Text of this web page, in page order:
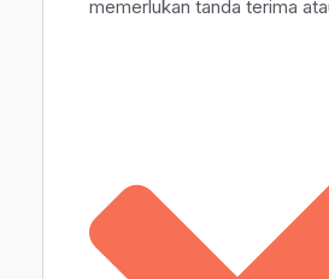
memerlukan tanda terima